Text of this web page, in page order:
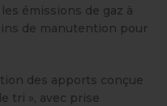
émissions de gaz à
de manutention pour
des apports conçue
tri », avec prise